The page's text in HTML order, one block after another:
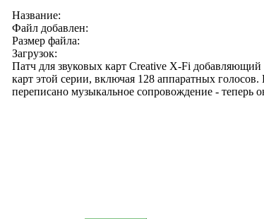
Название:
Файл добавлен:
Размер файла:
Загрузок:
Патч для звуковых карт Creative X-Fi
карт этой серии, включая 128 аппаратных
переписано музыкальное сопровождение - теперь